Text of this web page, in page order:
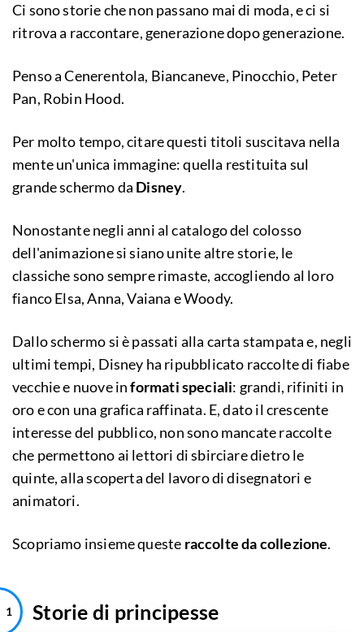
Ci sono storie che non passano mai di moda, e ci si
ritrova a raccontare, generazione dopo generazione.
Penso a Cenerentola, Biancaneve, Pinocchio, Peter
Pan, Robin Hood.
Per molto tempo, citare questi titoli suscitava nella
mente un'unica immagine: quella restituita sul
grande schermo da Disney.
Nonostante negli anni al catalogo del colosso
dell'animazione si siano unite altre storie, le
classiche sono sempre rimaste, accogliendo al loro
fianco Elsa, Anna, Vaiana e Woody.
Dallo schermo si è passati alla carta stampata e, negli
ultimi tempi, Disney ha ripubblicato raccolte di fiabe
vecchie e nuove informati speciali: grandi, rifiniti in
oro e con una grafica raffinata. E, dato il crescente
interesse del pubblico, non sono mancate raccolte
che permettono ai lettori di sbirciare dietro le
quinte, alla scoperta del lavoro di disegnatori e
animatori.
Scopriamo insieme queste raccolte da collezione.
Storie di principesse